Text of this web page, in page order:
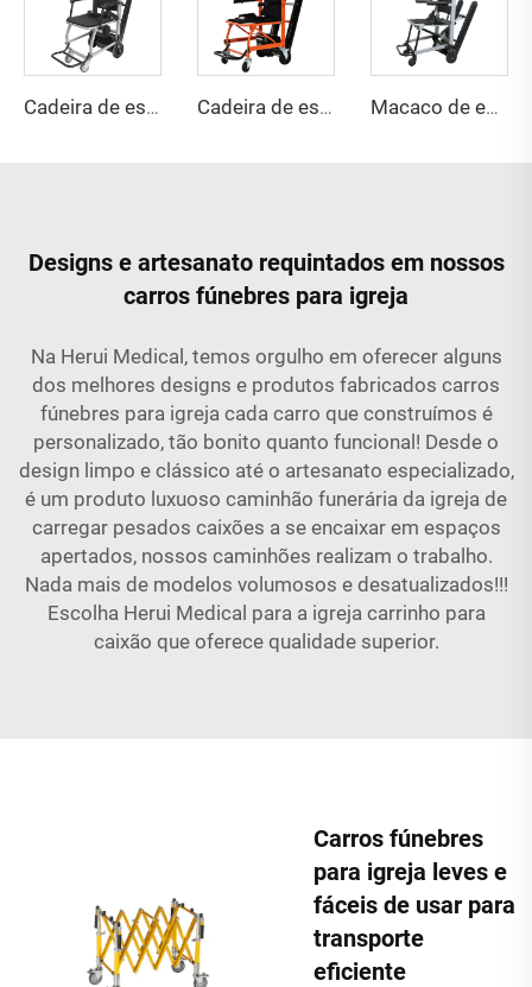
Cadeira de escada elétrica YHR-LD09 Cadeira de escada YHR-LD13 Macaco de escada YHR-LD10
Designs e artesanato requintados em nossos
carros fúnebres para igreja
Na Herui Medical, temos orgulho em oferecer alguns
dos melhores designs e produtos fabricados carros
fúnebres para igreja cada carro que construímos é
personalizado, tão bonito quanto funcional! Desde o
design limpo e clássico até o artesanato especializado,
é um produto luxuoso caminhão funerária da igreja de
carregar pesados caixões a se encaixar em espaços
apertados, nossos caminhões realizam o trabalho.
Nada mais de modelos volumosos e desatualizados!!!
Escolha Herui Medical para a igreja carrinho para
caixão que oferece qualidade superior.
Carros fúnebres
para igreja leves e
fáceis de usar para
transporte
eficiente